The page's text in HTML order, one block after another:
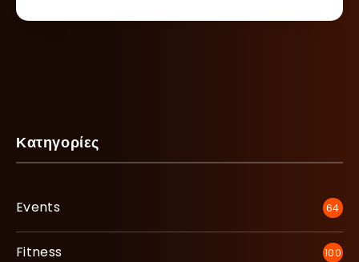
Κατηγορίες
Events 64
Fitness 100